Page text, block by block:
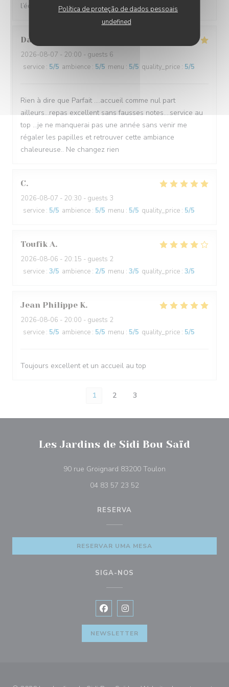
Política de proteção de dados pessoais
undefined
l’équipe pour le service.
Danielle
2026-08-07 - 20:00 - guests 6
service : 5/5 ambience : 5/5 menu : 5/5 quality_price : 5/5
Rien à dire que Parfait ....accueil comme nul part
ailleurs...repas excellent sans fausses notes....service au
top ...je ne manquerai pas une année sans venir me
régaler les papilles et retrouver cette ambiance
chaleureuse.. Ne changez rien
C
2026-08-07 - 20:30 - guests 3
service : 5/5 ambience : 5/5 menu : 5/5 quality_price : 5/5
Toufik A
2026-08-06 - 20:15 - guests 2
service : 3/5 ambience : 2/5 menu : 3/5 quality_price : 3/5
Jean Philippe K
2026-08-06 - 20:00 - guests 2
service : 5/5 ambience : 5/5 menu : 5/5 quality_price : 5/5
Toujours excellent et un accueil au top
1 2 3
Les Jardins de Sidi Bou Saïd
90 rue Groignard 83200 Toulon
04 83 57 23 52
RESERVA
RESERVAR UMA MESA
SIGA-NOS
Facebook ((abre numa nova janela))
Instagram ((abre numa nova
NEWSLETTER